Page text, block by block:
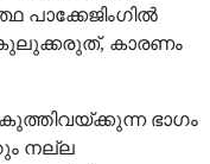
പാക്കേജിംഗിൽ
കാരണം
കുത്തിവയ്ക്കുന്ന ഭാഗം
നല്ല